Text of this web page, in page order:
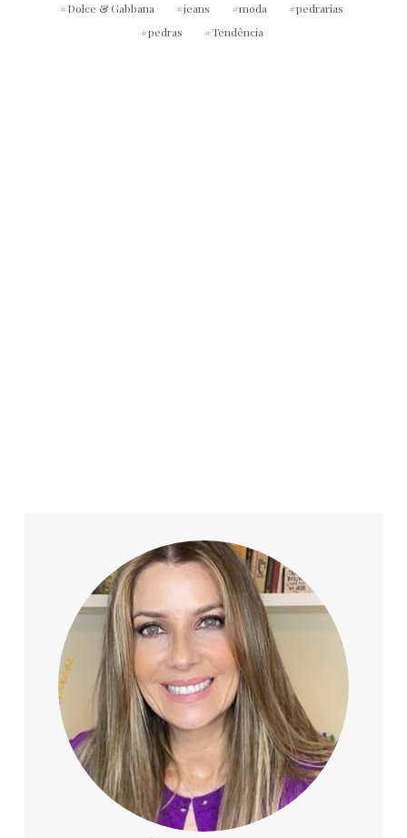
Dolce & Gabbana
jeans moda
pedrarias
pedras
Tendência